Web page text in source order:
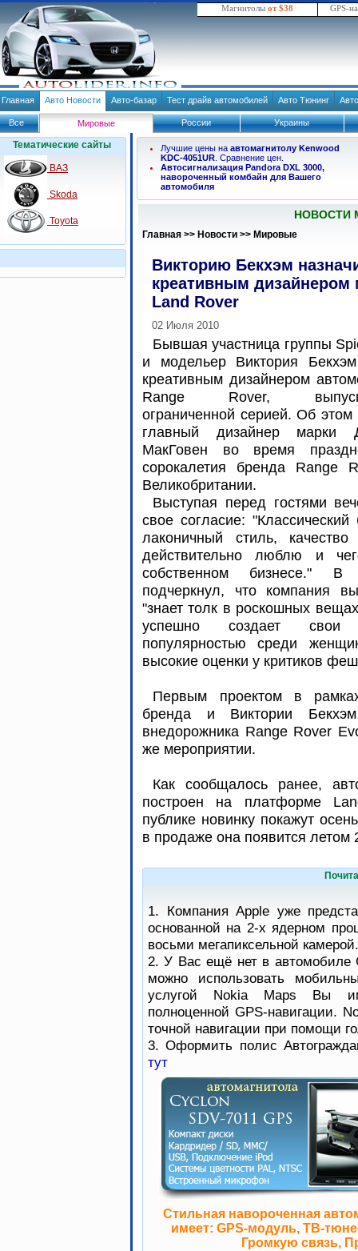
Магнитолы от $38 GPS-
Главная Авто Новости Авто-базар Тест драйв автомобилей Авто Тюнинг
Все Мировые России Украины
Тематические сайты
ВАЗ
Skoda
Toyota
Лучшие цены на автомагнитолу Kenwood
KDC-4051UR . Сравнение цен.
Автосигнализация Pandora DXL 3000,
навороченный комбайн для Вашего
автомобиля
НОВОСТИ
Главная >> Новости >> Мировые
Викторию Бекхэм
креативным дизайнером
Land Rover
02 Июля 2010
Бывшая участница группы
и модельер Виктория
креативным дизайнером
Range Rover,
ограниченной серией. Об этом
главный дизайнер марки
МакГовен во время
сорокалетия бренда Range
Великобритании.
Выступая перед гостями
свое согласие:
лаконичный стиль,
действительно люблю и
собственном бизнесе."
подчеркнул, что компания
"знает толк в роскошных
успешно создает свои
популярностью среди
высокие оценки у критиков
Первым проектом в рамках
бренда и Виктории
внедорожника Range Rover
же мероприятии.
Как сообщалось ранее,
построен на платформе
публике новинку покажут
в продаже она появится
1. Компания Apple уже
основанной на 2-х ядерном
восьми мегапиксельной камерой.
2. У Вас ещё нет в автомобиле
можно использовать
услугой Nokia Maps Вы
полноценной GPS-навигации.
точной навигации при помощи
3. Оформить полис
тут
Стильная навороченная
имеет: GPS-модуль, ТВ-
Громкую связь,